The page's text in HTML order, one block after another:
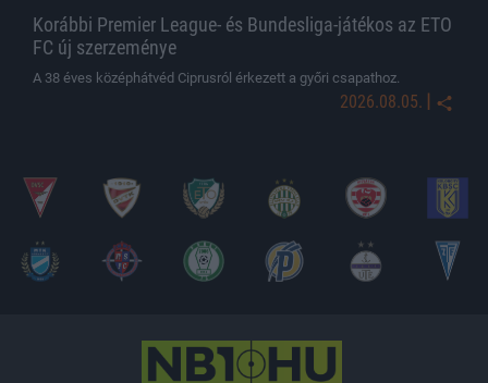
Korábbi Premier League- és Bundesliga-játékos az ETO
FC új szerzeménye
A 38 éves középhátvéd Ciprusról érkezett a győri csapathoz.
2026.08.05. |